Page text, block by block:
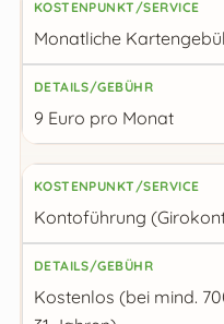
Kostenpunkt/Service
Details/Gebühr
Monatliche
9 Euro pro Monat
Kontoführung
Kostenlos (bei mind.